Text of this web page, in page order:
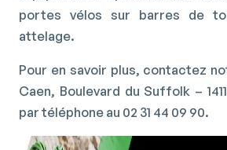
portes vélos sur barres de
attelage.
Pour en savoir plus, contactez
Caen, Boulevard du Suffolk –
par téléphone au 02 31 44 09 90.